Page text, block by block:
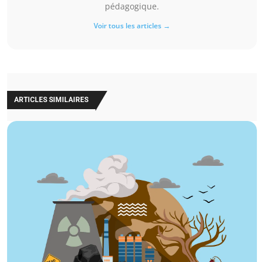
pédagogique.
Voir tous les articles →
ARTICLES SIMILAIRES